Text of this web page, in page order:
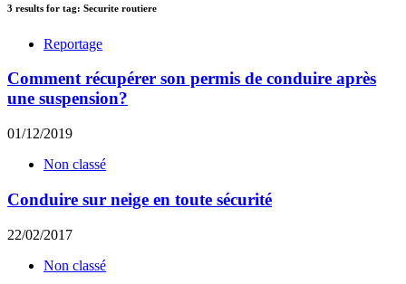
3 results for tag: Securite routiere
Reportage
Comment récupérer son permis de conduire après
une suspension?
01/12/2019
Non classé
Conduire sur neige en toute sécurité
22/02/2017
Non classé